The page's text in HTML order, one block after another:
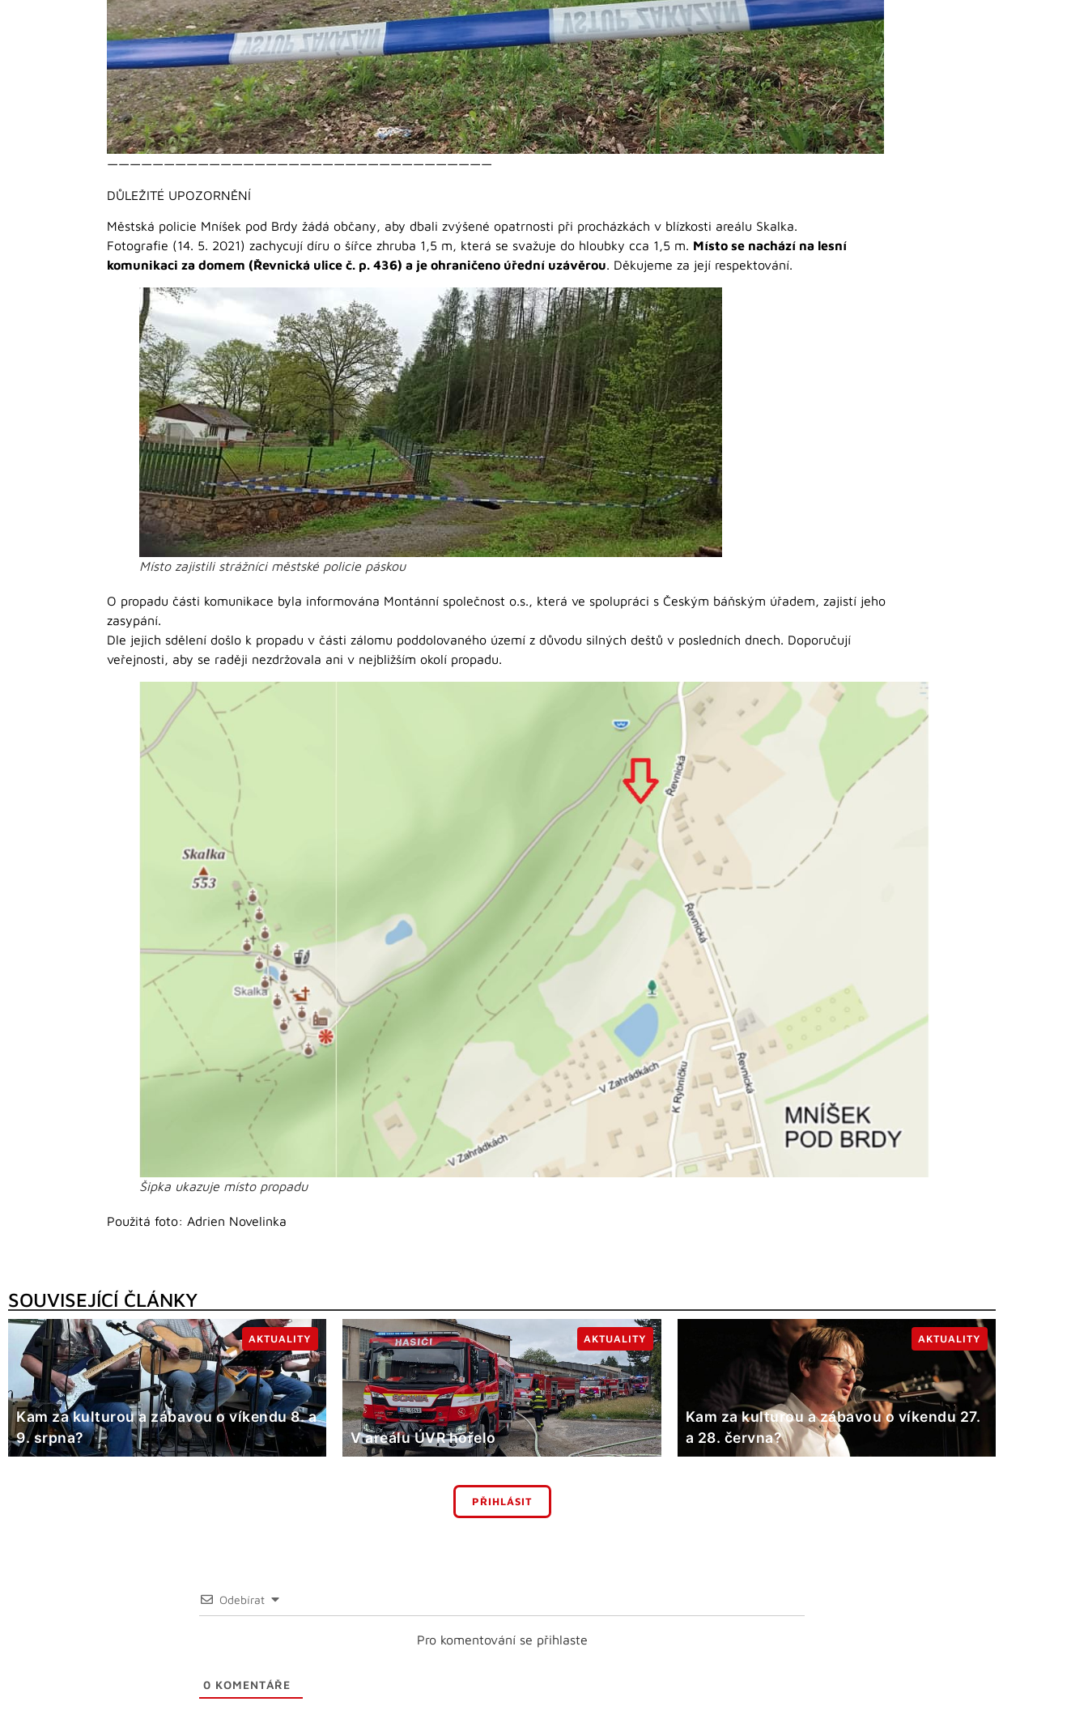
——————————————————————————————————
DŮLEŽITÉ UPOZORNĚNÍ
Městská policie Mníšek pod Brdy žádá občany, aby dbali zvýšené opatrnosti při procházkách v blízkosti areálu Skalka.
Fotografie (14. 5. 2021) zachycují díru o šířce zhruba 1,5 m, která se svažuje do hloubky cca 1,5 m. Místo se nachází na lesní
komunikaci za domem (Řevnická ulice č. p. 436) a je ohraničeno úřední uzávěrou. Děkujeme za její respektování.
Místo zajistili strážníci městské policie páskou
O propadu části komunikace byla informována Montánní společnost o.s., která ve spolupráci s Českým báňským úřadem, zajistí jeho
zasypání.
Dle jejich sdělení došlo k propadu v části zálomu poddolovaného území z důvodu silných deštů v posledních dnech. Doporučují
veřejnosti, aby se raději nezdržovala ani v nejbližším okolí propadu.
Šipka ukazuje místo propadu
Použitá foto: Adrien Novelinka
SOUVISEJÍCÍ ČLÁNKY
Kam za kulturou a zábavou o víkendu 8. a
9. srpna?
AKTUALITY
V areálu ÚVR hořelo
AKTUALITY
Kam za kulturou a zábavou o víkendu 27.
a 28. června?
AKTUALITY
PŘIHLÁSIT
Odebírat
Pro komentování se přihlaste
0 KOMENTÁŘE